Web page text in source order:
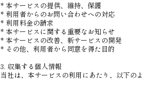
* 本サービスの提供、維持、保護
* 利用者からのお問い合わせへの対応
* 利用料金の請求
* 本サービスに関する重要なお知らせ
* 本サービスの改善、新サービスの開発
* その他、利用者から同意を得た目的
3. 収集する個人情報
当社は、本サービスの利用にあたり、以下の